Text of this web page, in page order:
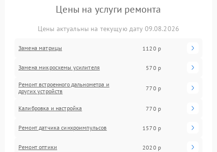
Цены на услуги ремонта
Цены актуальны на текущую дату 09.08.2026
Замена матрицы 1120 р
Замена микросхемы усилителя 570 р
Ремонт встроенного дальнометра и
других устройств
770 р
Калибровка и настройка 770 р
Ремонт датчика синхроимпульсов 1570 р
Ремонт оптики 2020 р